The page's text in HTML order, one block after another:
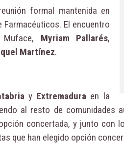
formal mantenida en
Farmacéuticos. El encuentro
Myriam Pallarés,
Martínez.
y Extremadura en la
al resto de comunidades
concertada, y junto con
que han elegido opción